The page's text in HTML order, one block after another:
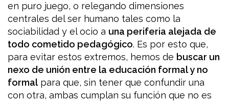
en puro juego, o relegando dimensiones
centrales del ser humano tales como la
sociabilidad y el ocio a una periferia alejada de
todo cometido pedagógico. Es por esto que,
para evitar estos extremos, hemos de buscar un
nexo de unión entre la educación formal y no
formalpara que, sin tener que confundir una
con otra, ambas cumplan su función que no es